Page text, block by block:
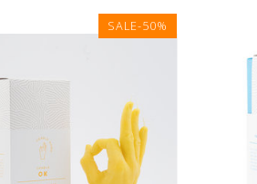
SALE-50%